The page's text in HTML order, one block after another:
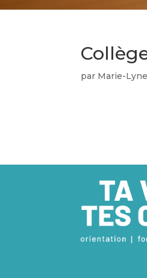
par Marie-